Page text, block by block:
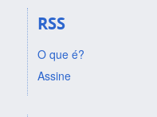
RSS
O que é?
Assine